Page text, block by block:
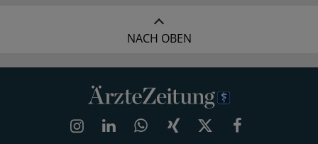
NACH OBEN